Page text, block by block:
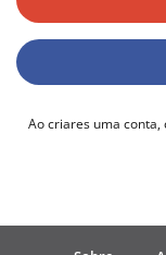
日本語
Português
Ao criares uma conta,